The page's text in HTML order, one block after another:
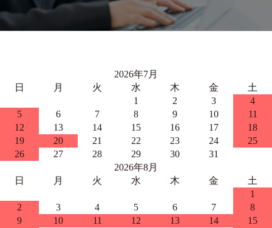
2026年7月
日
月 火 水 木 金
土
1
2 3
4
5
6 7 8 9 10
11
12
13 14 15 16 17
18
19
20 21 22 23 24
25
26
27 28 29 30
31
2026年8月
日
月 火 水 木 金
土
1
2
3 4 5 6 7
8
9
10 11 12 13 14
15